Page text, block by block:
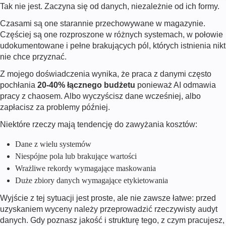
Tak nie jest. Zaczyna się od danych, niezależnie od ich formy.
Czasami są one starannie przechowywane w magazynie.
Częściej są one rozproszone w różnych systemach, w połowie
udokumentowane i pełne brakujących pól, których istnienia nikt
nie chce przyznać.
Z mojego doświadczenia wynika, że praca z danymi często
pochłania 20-40% łącznego budżetu ponieważ AI odmawia
pracy z chaosem. Albo wyczyścisz dane wcześniej, albo
zapłacisz za problemy później.
Niektóre rzeczy mają tendencję do zawyżania kosztów:
Dane z wielu systemów
Niespójne pola lub brakujące wartości
Wrażliwe rekordy wymagające maskowania
Duże zbiory danych wymagające etykietowania
Wyjście z tej sytuacji jest proste, ale nie zawsze łatwe: przed
uzyskaniem wyceny należy przeprowadzić rzeczywisty audyt
danych. Gdy poznasz jakość i strukturę tego, z czym pracujesz,